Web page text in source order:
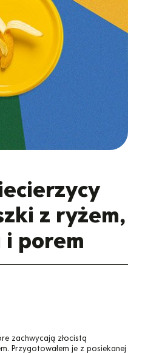
z ryżem,
porem
zachwycają złocistą
Przygotowałem je z posiekanej